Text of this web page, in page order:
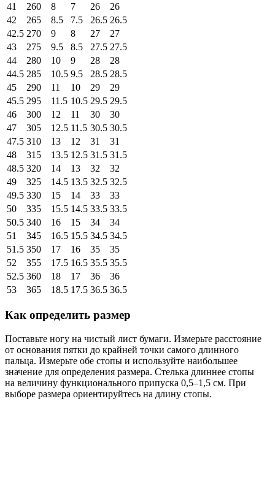
41
260 8 7 26
26
42
265 8.5 7.5 26.5 26.5
42.5 270 9 8 27
27
43
275 9.5 8.5 27.5 27.5
44
280 10 9 28
28
44.5 285 10.5 9.5 28.5 28.5
45
290 11 10 29
29
45.5 295 11.5 10.5 29.5 29.5
46
300 12 11 30
30
47
305 12.5 11.5 30.5 30.5
47.5 310 13 12 31
31
48
315 13.5 12.5 31.5 31.5
48.5 320 14 13 32
32
49
325 14.5 13.5 32.5 32.5
49.5 330 15 14 33
33
50
335 15.5 14.5 33.5 33.5
50.5 340 16 15 34
34
51
345 16.5 15.5 34.5 34.5
51.5 350 17 16 35
35
52
355 17.5 16.5 35.5 35.5
52.5 360 18 17 36
36
53
365 18.5 17.5 36.5 36.5
Как определить размер
Поставьте ногу на чистый лист бумаги. Измерьте расстояние
от основания пятки до крайней точки самого длинного
пальца. Измерьте обе стопы и используйте наибольшее
значение для определения размера. Стелька длиннее стопы
на величину функционального припуска 0,5–1,5 см. При
выборе размера ориентируйтесь на длину стопы.